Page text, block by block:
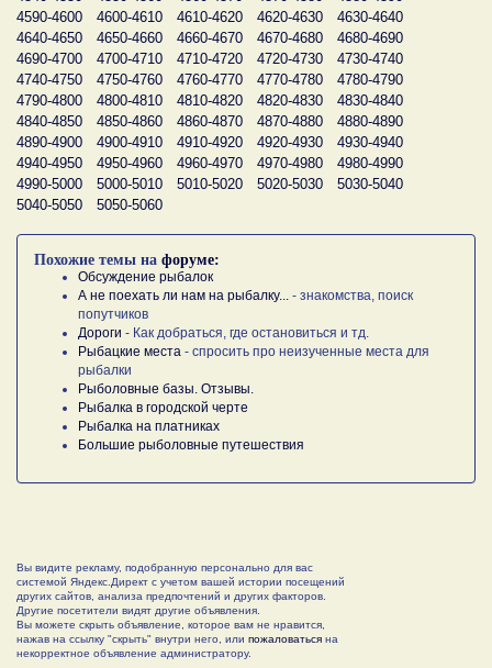
4590-4600
4600-4610 4610-4620 4620-4630
4630-4640
4640-4650
4650-4660 4660-4670 4670-4680
4680-4690
4690-4700
4700-4710 4710-4720 4720-4730
4730-4740
4740-4750
4750-4760 4760-4770 4770-4780
4780-4790
4790-4800
4800-4810 4810-4820 4820-4830
4830-4840
4840-4850
4850-4860 4860-4870 4870-4880
4880-4890
4890-4900
4900-4910 4910-4920 4920-4930
4930-4940
4940-4950
4950-4960 4960-4970 4970-4980
4980-4990
4990-5000
5000-5010 5010-5020 5020-5030
5030-5040
5040-5050
5050-5060
Похожие темы на форуме:
Обсуждение рыбалок
А не поехать ли нам на рыбалку... - знакомства, поиск
попутчиков
Дороги - Как добраться, где остановиться и тд.
Рыбацкие места - спросить про неизученные места для
рыбалки
Рыболовные базы. Отзывы.
Рыбалка в городской черте
Рыбалка на платниках
Большие рыболовные путешествия
Вы видите рекламу, подобранную персонально для вас
системой Яндекс.Директ с учетом вашей истории посещений
других сайтов, анализа предпочтений и других факторов.
Другие посетители видят другие объявления.
Вы можете скрыть объявление, которое вам не нравится,
нажав на ссылку "скрыть" внутри него, или пожаловаться на
некорректное объявление администратору.